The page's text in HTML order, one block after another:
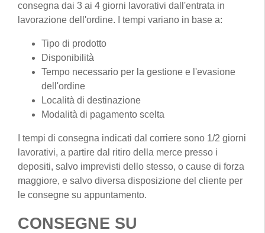
consegna dai 3 ai 4 giorni lavorativi dall'entrata in
lavorazione dell'ordine. I tempi variano in base a:
Tipo di prodotto
Disponibilità
Tempo necessario per la gestione e l'evasione
dell'ordine
Località di destinazione
Modalità di pagamento scelta
I tempi di consegna indicati dal corriere sono 1/2 giorni
lavorativi, a partire dal ritiro della merce presso i
depositi, salvo imprevisti dello stesso, o cause di forza
maggiore, e salvo diversa disposizione del cliente per
le consegne su appuntamento.
CONSEGNE SU